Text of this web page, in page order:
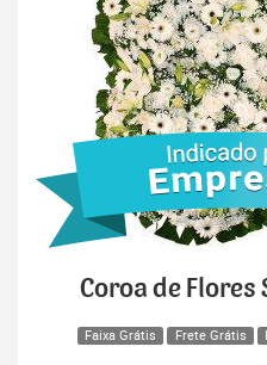
Coroa de
Faixa Grátis Frete Grátis